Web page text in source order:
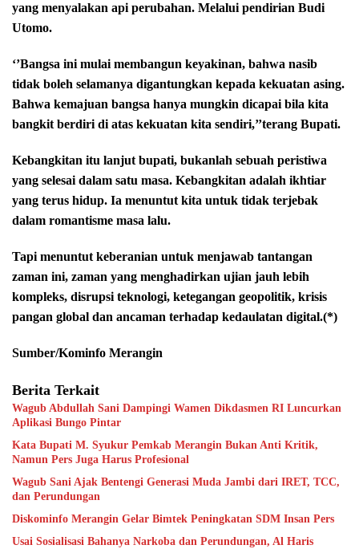
yang menyalakan api perubahan. Melalui pendirian Budi
Utomo.
‘’Bangsa ini mulai membangun keyakinan, bahwa nasib
tidak boleh selamanya digantungkan kepada kekuatan asing.
Bahwa kemajuan bangsa hanya mungkin dicapai bila kita
bangkit berdiri di atas kekuatan kita sendiri,’’terang Bupati.
Kebangkitan itu lanjut bupati, bukanlah sebuah peristiwa
yang selesai dalam satu masa. Kebangkitan adalah ikhtiar
yang terus hidup. Ia menuntut kita untuk tidak terjebak
dalam romantisme masa lalu.
Tapi menuntut keberanian untuk menjawab tantangan
zaman ini, zaman yang menghadirkan ujian jauh lebih
kompleks, disrupsi teknologi, ketegangan geopolitik, krisis
pangan global dan ancaman terhadap kedaulatan digital.(*)
Sumber/Kominfo Merangin
Berita Terkait
Wagub Abdullah Sani Dampingi Wamen Dikdasmen RI Luncurkan
Aplikasi Bungo Pintar
Kata Bupati M. Syukur Pemkab Merangin Bukan Anti Kritik,
Namun Pers Juga Harus Profesional
Wagub Sani Ajak Bentengi Generasi Muda Jambi dari IRET, TCC,
dan Perundungan
Diskominfo Merangin Gelar Bimtek Peningkatan SDM Insan Pers
Usai Sosialisasi Bahanya Narkoba dan Perundungan, Al Haris